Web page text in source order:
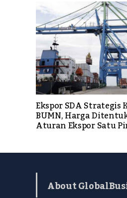
Ekspor SDA Strategis
BUMN, Harga
Aturan Ekspor Satu
About